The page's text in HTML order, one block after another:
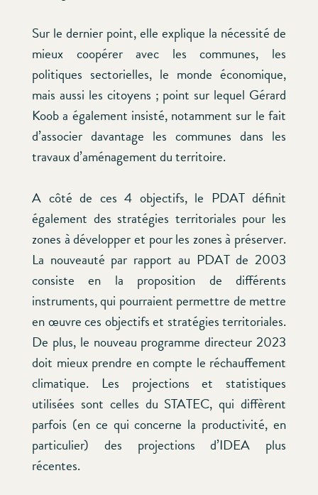
Sur le dernier point, elle explique la nécessité de
mieux coopérer avec les communes, les
politiques sectorielles, le monde économique,
mais aussi les citoyens ; point sur lequel Gérard
Koob a également insisté, notamment sur le fait
d’associer davantage les communes dans les
travaux d’aménagement du territoire.
A côté de ces 4 objectifs, le PDAT définit
également des stratégies territoriales pour les
zones à développer et pour les zones à préserver.
La nouveauté par rapport au PDAT de 2003
consiste en la proposition de différents
instruments, qui pourraient permettre de mettre
en œuvre ces objectifs et stratégies territoriales.
De plus, le nouveau programme directeur 2023
doit mieux prendre en compte le réchauffement
climatique. Les projections et statistiques
utilisées sont celles du STATEC, qui diffèrent
parfois (en ce qui concerne la productivité, en
particulier) des projections d’IDEA plus
récentes.